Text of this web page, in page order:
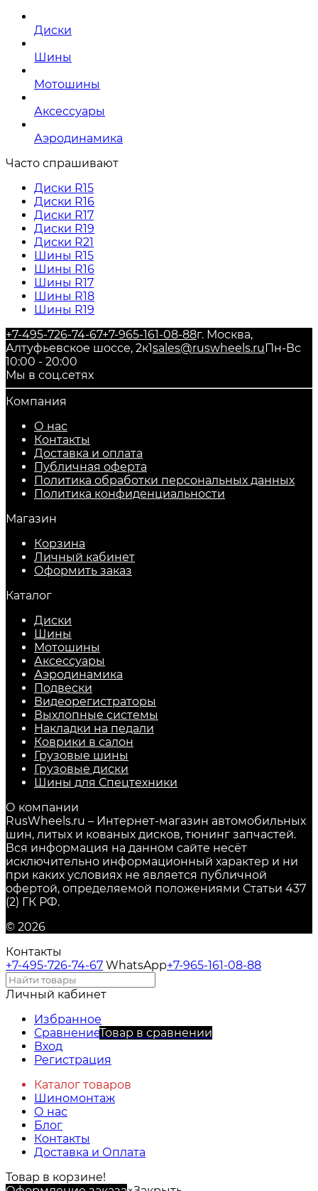
Диски
Шины
Мотошины
Аксессуары
Аэродинамика
Часто спрашивают
Диски R15
Диски R16
Диски R17
Диски R19
Диски R21
Шины R15
Шины R16
Шины R17
Шины R18
Шины R19
+7-495-726-74-67+7-965-161-08-88г. Москва,
Алтуфьевское шоссе, 2к1sales@ruswheels.ru Пн-Вс
10:00 - 20:00
Мы в соц.сетях
Компания
О нас
Контакты
Доставка и оплата
Публичная оферта
Политика обработки персональных данных
​Политика конфиденциальности
Магазин
Корзина
Личный кабинет
Оформить заказ
Каталог
Диски
Шины
Мотошины
Аксессуары
Аэродинамика
Подвески
Видеорегистраторы
Выхлопные системы
Накладки на педали
Коврики в салон
Грузовые шины
Грузовые диски
Шины для Спецтехники
О компании
RusWheels.ru – Интернет-магазин автомобильных
шин, литых и кованых дисков, тюнинг запчастей.
Вся информация на данном сайте несёт
исключительно информационный характер и ни
при каких условиях не является публичной
офертой, определяемой положениями Статьи 437
(2) ГК РФ.
© 2026
Контакты
+7-495-726-74-67 WhatsApp+7-965-161-08-88
Личный кабинет
Избранное
СравнениеТовар в сравнении
Вход
Регистрация
Каталог товаров
Шиномонтаж
О нас
Блог
Контакты
Доставка и Оплата
Товар в корзине!